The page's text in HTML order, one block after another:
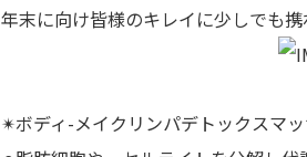
年末に向け皆様のキレイに少しでも
✴︎ボディ-メイクリンパデトックスマ